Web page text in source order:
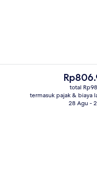
Ruang laundry
Harga
saat
ini
Rp806.985
total
termasuk pajak & biaya
28 Agu -